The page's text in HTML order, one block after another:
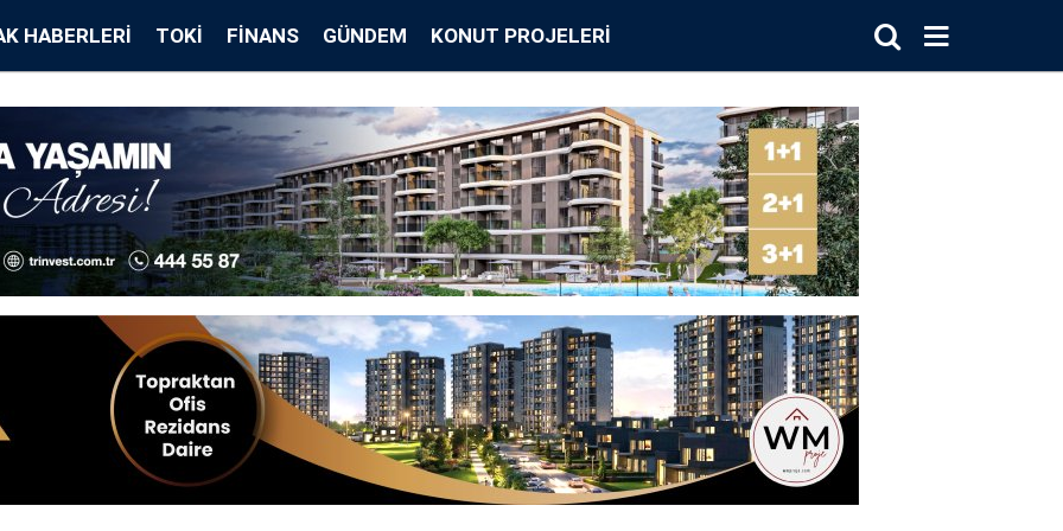
HABERLERI TOKİ FINANS GÜNDEM KONUT PROJELERI